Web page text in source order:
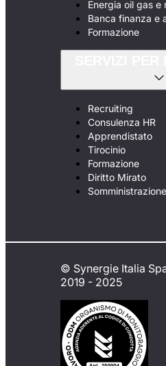
Energia oil gas e
Banca finanza e
Formazione
Recruiting
Consulenza HR
Apprendistato
Tirocinio
Formazione
Diritto Mirato
Somministrazione
© Synergie Italia
2019 - 2025